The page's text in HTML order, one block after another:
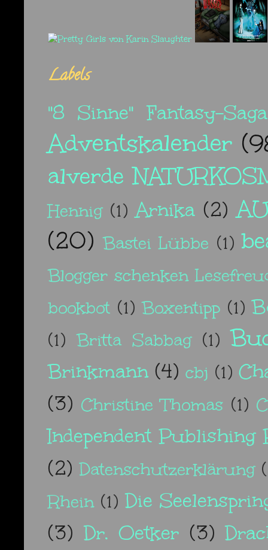
Labels
"8 Sinne" Fantasy-Saga
Adventskalender
alverde
Hennig (1) Arnika (2)
(20) Bastei Lübbe (1)
Blogger schenken
bookbot (1) Boxentipp (1)
(1) Britta Sabbag (1)
Brinkmann (4) cbj (1)
(3) Christine Thomas (1)
Independent Publishing
(2) Datenschutzerklärung
Rhein (1) Die
(3) Dr. Oetker (3)